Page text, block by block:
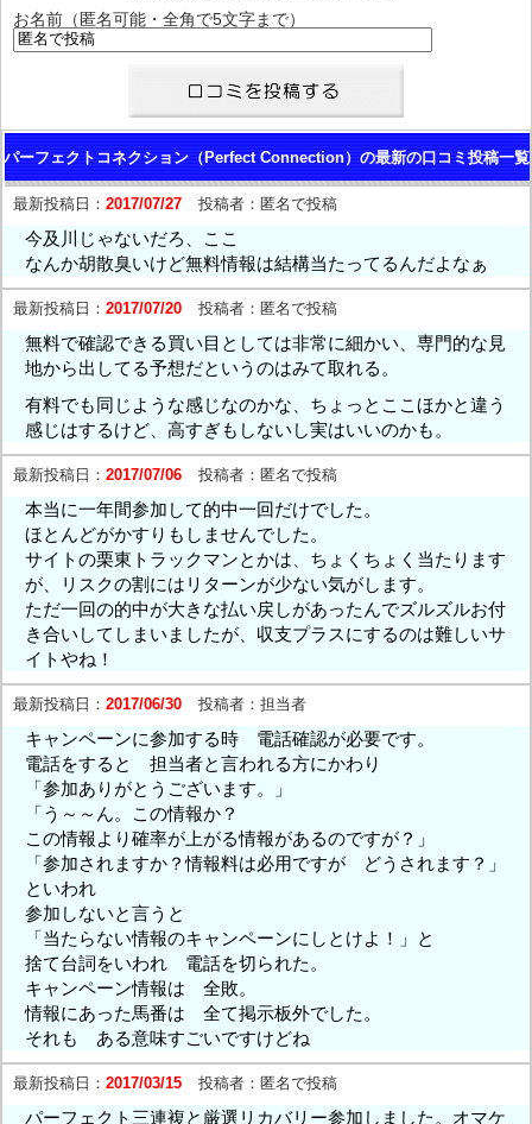
お名前（匿名可能・全角で5文字まで）
パーフェクトコネクション（Perfect Connection）の最新の口コミ投稿一覧
最新投稿日： 2017/07/27 投稿者： 匿名で投稿
今及川じゃないだろ、ここ
なんか胡散臭いけど無料情報は結構当たってるんだよなぁ
最新投稿日： 2017/07/20 投稿者： 匿名で投稿
無料で確認できる買い目としては非常に細かい、専門的な見
地から出してる予想だというのはみて取れる。
有料でも同じような感じなのかな、ちょっとここほかと違う
感じはするけど、高すぎもしないし実はいいのかも。
最新投稿日： 2017/07/06 投稿者： 匿名で投稿
本当に一年間参加して的中一回だけでした。
ほとんどがかすりもしませんでした。
サイトの栗東トラックマンとかは、ちょくちょく当たります
が、リスクの割にはリターンが少ない気がします。
ただ一回の的中が大きな払い戻しがあったんでズルズルお付
き合いしてしまいましたが、収支プラスにするのは難しいサ
イトやね！
最新投稿日： 2017/06/30 投稿者： 担当者
キャンペーンに参加する時 電話確認が必要です。
電話をすると 担当者と言われる方にかわり
「参加ありがとうございます。」
「う～～ん。この情報か？
この情報より確率が上がる情報があるのですが？」
「参加されますか？情報料は必用ですが どうされます？」
といわれ
参加しないと言うと
「当たらない情報のキャンペーンにしとけよ！」と
捨て台詞をいわれ 電話を切られた。
キャンペーン情報は 全敗。
情報にあった馬番は 全て掲示板外でした。
それも ある意味すごいですけどね
最新投稿日： 2017/03/15 投稿者： 匿名で投稿
パーフェクト三連複と厳選リカバリー参加しました。オマケ